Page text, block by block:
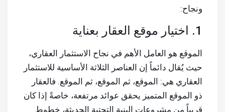
ونجاح:
1. اختيار موقع العقار بعناية
الموقع هو العامل الأهم في نجاح الاستثمار العقاري،
حيث يُقال دائماً إن العناصر الثلاثة الأساسية للاستثمار
العقاري هي: الموقع، ثم الموقع، ثم الموقع. فالعقار
ذو الموقع المتميز يحقق عوائد مرتفعة، خاصةً إذا كان
قريباً من مشروعات البنية التحتية الحديثة، خطوط